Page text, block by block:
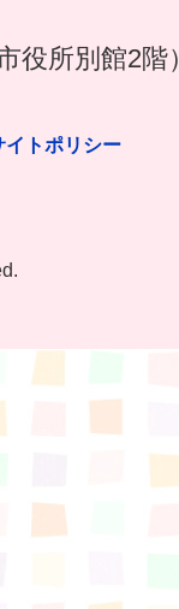
役所別館2階
イトポリシー